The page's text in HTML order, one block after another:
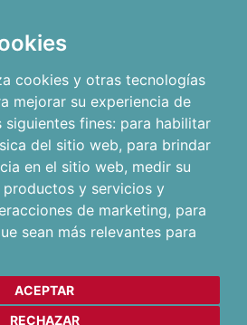
cookies y otras tecnologías
mejorar su experiencia de
fines: para habilitar
del sitio web, para brindar
en el sitio web, medir su
productos y servicios y
de marketing, para
sean más relevantes para
ACEPTAR
RECHAZAR